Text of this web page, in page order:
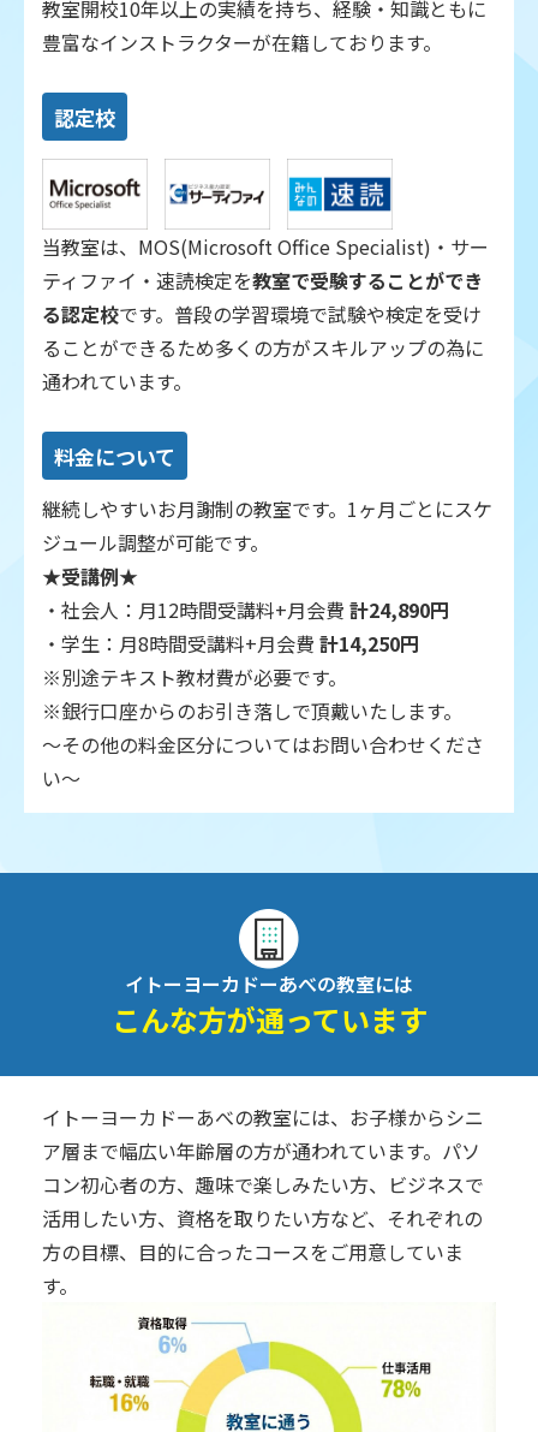
教室開校10年以上の実績を持ち、経験・知識ともに
豊富なインストラクターが在籍しております。
認定校
当教室は、MOS(Microsoft Office Specialist)・サー
ティファイ・速読検定を教室で受験することができ
る認定校です。普段の学習環境で試験や検定を受け
ることができるため多くの方がスキルアップの為に
通われています。
料金について
継続しやすいお月謝制の教室です。1ヶ月ごとにスケ
ジュール調整が可能です。
★受講例★
・社会人：月12時間受講料+月会費 計24,890円
・学生：月8時間受講料+月会費 計14,250円
※別途テキスト教材費が必要です。
※銀行口座からのお引き落しで頂戴いたします。
～その他の料金区分についてはお問い合わせくださ
い～
イトーヨーカドーあべの教室には
こんな方が通っています
イトーヨーカドーあべの教室には、お子様からシニ
ア層まで幅広い年齢層の方が通われています。パソ
コン初心者の方、趣味で楽しみたい方、ビジネスで
活用したい方、資格を取りたい方など、それぞれの
方の目標、目的に合ったコースをご用意していま
す。